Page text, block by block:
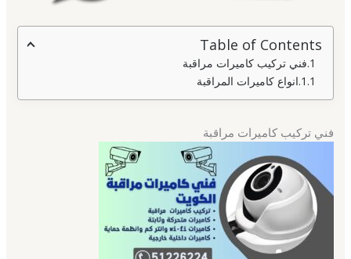
Table of Contents
فني تركيب كاميرات مراقبة
انواع كاميرات المراقبة
فني تركيب كاميرات مراقبة